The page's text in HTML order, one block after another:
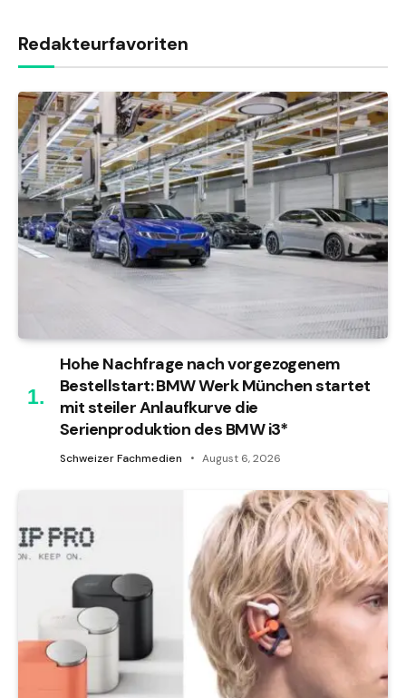
Redakteurfavoriten
Hohe Nachfrage nach vorgezogenem
Bestellstart: BMW Werk München startet
mit steiler Anlaufkurve die
Serienproduktion des BMW i3*
Schweizer Fachmedien August 6, 2026